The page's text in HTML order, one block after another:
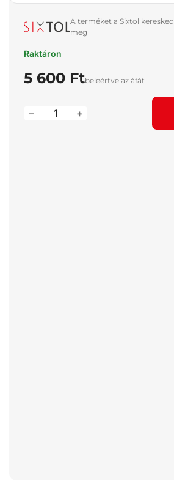
A terméket a Sixtol
meg
Raktáron
5 600 Ftbeleértve az áfát
+
–